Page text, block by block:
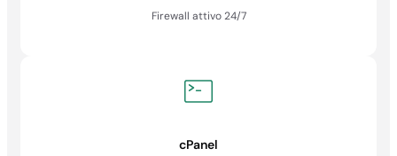
Firewall attivo 24/7
cPanel